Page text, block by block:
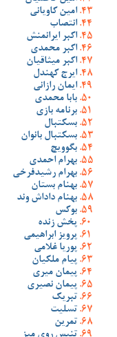
امین کاویانی
انتصاب
اکبر ایرانمنش
اکبر محمدی
اکبر میثاقیان
ایرج کهندل
ایمان رازانی
بابا محمدی
برنامه بازی
بسکتبال
بسکتبال بانوان
بگوویچ
بهرام احمدی
بهرام رشیدفرخی
بهنام بستان
بهنام داداش وند
بوکس
پخش زنده
پرویز ابراهیمی
پوریا غلامی
پیام ملکیان
پیمان میری
پیمان نصیری
تبریک
تسلیت
تمرین
تنیس روی میز